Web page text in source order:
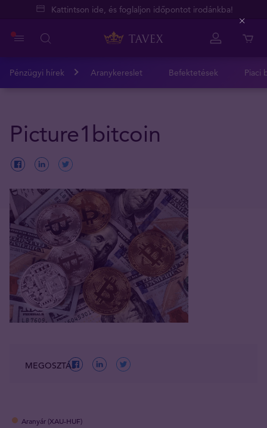
Kattintson ide, és foglaljon időpontot irodánkba!
Pénzügyi hírek Aranykereslet Befektetések Piaci
Picture1bitcoin
MEGOSZTÁS
Aranyár (XAU-HUF)
Close